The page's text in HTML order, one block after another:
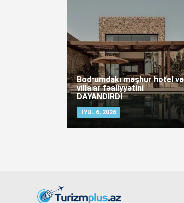
Bodrumdakı məşhur hotel və
villalar fəaliyyətini
DAYANDIRDI
İYUL 6, 2026